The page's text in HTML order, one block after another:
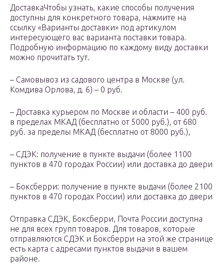
ДоставкаЧтобы узнать, какие способы получения
доступны для конкретного товара, нажмите на
ссылку «Варианты доставки» под артикулом
интересующего вас варианта поставки товара.
Подробную информацию по каждому виду доставки
можно прочитать тут.
– Самовывоз из садового центра в Москве (ул.
Комдива Орлова, д. 6) – 0 руб.
– Доставка курьером по Москве и области – 400 руб.
в пределах МКАД (бесплатно от 5000 руб.), от 680
руб. за пределы МКАД (бесплатно от 8000 руб.),
– СДЭК: получение в пункте выдачи (более 1100
пунктов в 470 городах России) или доставка до двери
– Боксберри: получение в пункте выдачи (более 2100
пунктов в 470 городах России) или доставка до двери
Отправка СДЭК, Боксберри, Почта России доступна
не для всех групп товаров. Для товаров, которые
отправляются СДЭК и Боксберри на этой же странице
есть карта с адресами пунктов выдачи в вашем
районе.